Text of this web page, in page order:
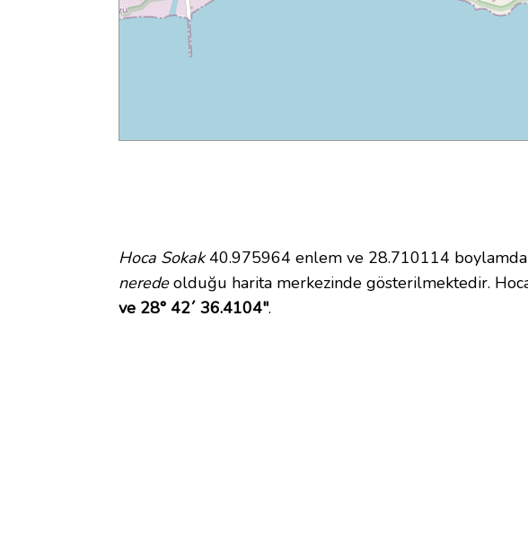
Hoca Sokak40.975964 enlem ve 28.710114 boylamda
neredeolduğu harita merkezinde gösterilmektedir.
ve 28° 42´ 36.4104".